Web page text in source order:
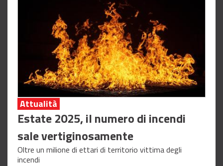
Attualità
Estate 2025, il numero di incendi
sale vertiginosamente
Oltre un milione di ettari di territorio vittima degli
incendi